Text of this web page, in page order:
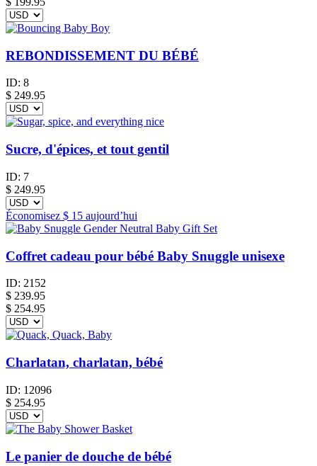
REBONDISSEMENT DU BÉBÉ
ID: 8
$ 249.95
Sucre, d'épices, et tout gentil
ID: 7
$ 249.95
Économisez $ 15 aujourd’hui
Coffret cadeau pour bébé Baby Snuggle unisexe
ID: 2152
$ 239.95
$ 254.95
Charlatan, charlatan, bébé
ID: 12096
$ 254.95
Le panier de douche de bébé